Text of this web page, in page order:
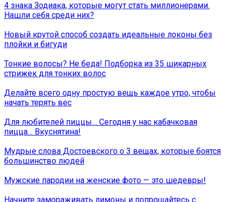
4 знака Зодиака, которые могут стать миллионерами.
Нашли себя среди них?
Новый крутой способ создать идеальные локоны без
плойки и бигуди
Тонкие волосы? Не беда! Подборка из 35 шикарных
стрижек для тонких волос
Делайте всего одну простую вещь каждое утро, чтобы
начать терять вес
Для любителей пиццы… Сегодня у нас кабачковая
пицца… Вкуснятина!
Мудрые слова Достоевского о 3 вещах, которые боятся
большинство людей
Мужские пародии на женские фото — это шедевры!
Начните замораживать лимоны и попрощайтесь с